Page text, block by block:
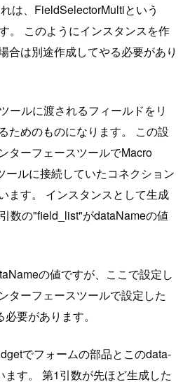
は、FieldSelectorMultiという
。 このようにインスタンスを作
合は別途作成してやる必要があり
ールに渡されるフィールドをリ
ためのものになります。 この設
ターフェースツールでMacro
ールに接続していたコネクション
ます。 インスタンスとして生成
数の"field_list"がdataNameの値
の値ですが、ここで設定し
ターフェースツールで設定した
要があります。
でフォームの部品とこのdata-
す。 第1引数が先ほど生成した